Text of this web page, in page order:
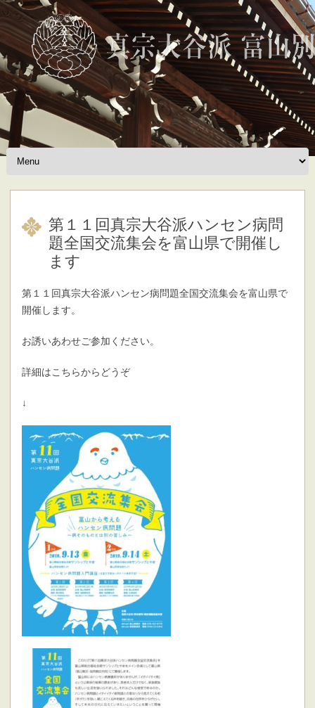
Skip to content
第１１回真宗大谷派ハンセン病問
題全国交流集会を富山県で開催し
ます
第１１回真宗大谷派ハンセン病問題全国交流集会を富山県で
開催します。
お誘いあわせご参加ください。
詳細はこちらからどうぞ
↓